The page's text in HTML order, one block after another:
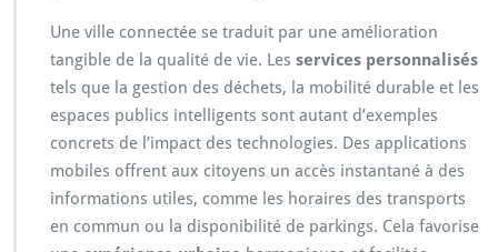
Une ville connectée se traduit par une amélioration
tangible de la qualité de vie. Les services personnalisés
tels que la gestion des déchets, la mobilité durable et les
espaces publics intelligents sont autant d’exemples
concrets de l’impact des technologies. Des applications
mobiles offrent aux citoyens un accès instantané à des
informations utiles, comme les horaires des transports
en commun ou la disponibilité de parkings. Cela favorise